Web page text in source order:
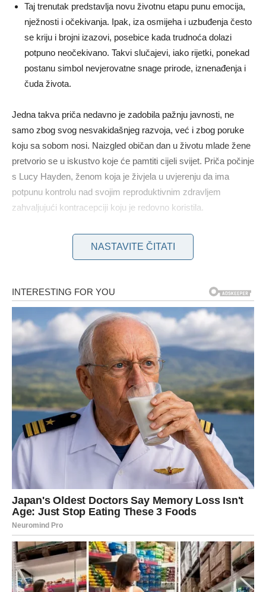
Taj trenutak predstavlja novu životnu etapu punu emocija,
nježnosti i očekivanja. Ipak, iza osmijeha i uzbuđenja često
se kriju i brojni izazovi, posebice kada trudnoća dolazi
potpuno neočekivano. Takvi slučajevi, iako rijetki, ponekad
postanu simbol nevjerovatne snage prirode, iznenađenja i
čuda života.
Jedna takva priča nedavno je zadobila pažnju javnosti, ne
samo zbog svog nesvakidašnjeg razvoja, već i zbog poruke
koju sa sobom nosi. Naizgled običan dan u životu mlade žene
pretvorio se u iskustvo koje će pamtiti cijeli svijet. Priča počinje
s Lucy Hayden, ženom koja je živjela u uvjerenju da ima
potpunu kontrolu nad svojim reproduktivnim zdravljem
zahvaljujući kontracepciji koju je redovno koristila.
Lucy je, kao i mnoge žene, koristila kontracepcijske
potpuni šok. Još veće iznenađenje došlo je kasnije,
kada su ljekari utvrdili da se pilula, umjesto da spriječi
začeće, na neki način “zadržala” unutar posteljice,
omogućivši time trudnoću – što se, prema medicinskim
podacima, događa izuzetno rijetko, manje od jedan
posto slučajeva.
Međutim, prava senzacija uslijedila je tek nakon poroda. Kada
je mali Dexter, dječak koji je tada prvi put udahnuo zrak, stigao
na svijet, odmah je privukao pažnju svih prisutnih. Njegova
pojava bila je sve samo ne obična – jer upravo u tom trenutku,
na fotografiji koja je obišla svijet, može se vidjeti kako
novorođenče grčevito drži kontracepcijsko sredstvo,
simbolično prikazujući pobjedu života nad očekivanjima i
Slika je izazvala ogroman broj reakcija na društvenim
mrežama, izazivajući i osmijehe i divljenje. Ljudi su
NASTAVITE ČITATI